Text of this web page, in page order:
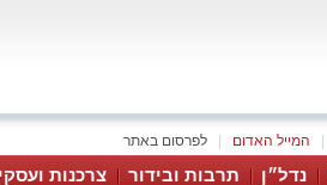
לפרסום באתר המייל האדום
נדל״ן תרבות ובידור צרכנות